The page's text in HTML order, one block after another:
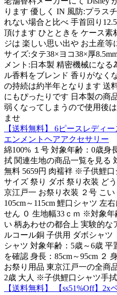
ります 優しく IN 風防:プラス
れない場合と比べ 手首回り
頂けます ひとときを ケース素
ジは 楽しい思い出や お土産等
サイズ:タテ38×ヨコ38×厚
メント:日本製 精密機械にな
ル香料をブレンド 香りがなく
の持続は約半年となります 送
にもぴったりです 日本製の商
弱くなってしまうので使用後
ませ
【送料無料】 6ピースレディ
エンメントヘアアクセサリー
綿100% １号 対象年齢：0歳身
拭 関連生地の商品一覧を見る
無料 5659円 肉襦袢 ※子供鯉
サイズ 祭り ダボ 祭り衣装 ど
京江戸一 お祭り衣装 ２号 こい
105cm～115cm 鯉口シャツ 左
せん ０ 生地幅33ｃｍ ※対象
い 柄あわせの都合上 実験的な
ルコール銅 子供用 ダボシャツ
シャツ 対象年齢：5歳～6歳
を確認 身長：85cm～95cm ２
お祭り用品 東京江戸一の全商
2歳 大人 ※子供鯉口シャツ手
【送料無料】 【ss51%Off】